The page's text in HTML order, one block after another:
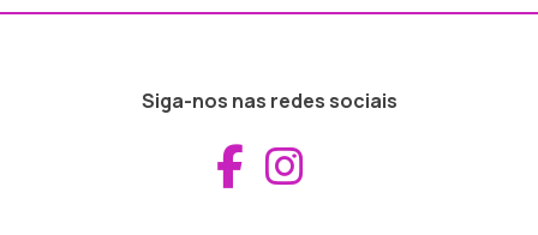
Siga-nos nas redes sociais
Aceder ao